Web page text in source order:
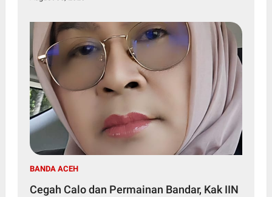
BANDA ACEH
Cegah Calo dan Permainan Bandar, Kak IIN